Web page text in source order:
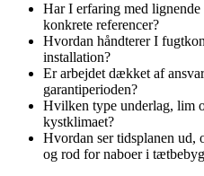
Har I erfaring med
konkrete referencer?
Hvordan håndterer I
installation?
Er arbejdet dækket af
garantiperioden?
Hvilken type underlag, lim
kystklimaet?
Hvordan ser tidsplanen ud,
og rod for naboer i